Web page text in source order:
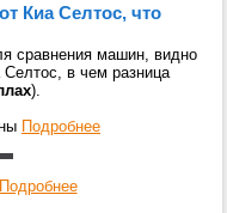
Киа Селтос, что
сравнения машин, видно
в чем разница
).
Подробнее
Подробнее